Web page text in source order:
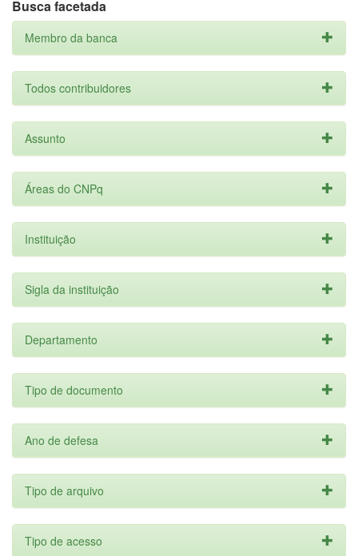
Busca facetada
Membro da banca
Todos contribuidores
Assunto
Áreas do CNPq
Instituição
Sigla da instituição
Departamento
Tipo de documento
Ano de defesa
Tipo de arquivo
Tipo de acesso